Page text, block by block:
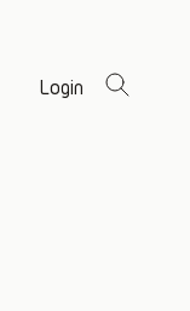
Login